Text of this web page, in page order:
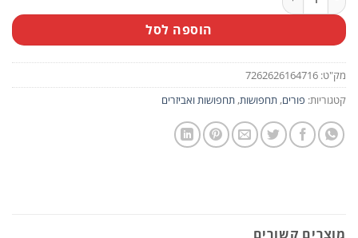
הוספה לסל
מק"ט: 7262626164716
קטגוריות: פורים, תחפושות, תחפושות ואביזרים
מוצרים קשורים